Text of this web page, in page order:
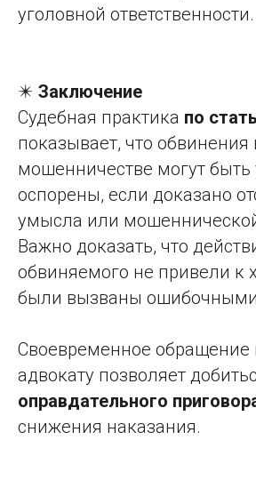
уголовной ответственности.
✴️ Заключение
Судебная практика по
показывает, что обвинения
мошенничестве могут
оспорены, если доказано
умысла или
Важно доказать, что
обвиняемого не привели к
были вызваны
Своевременное обращение
адвокату позволяет
оправдательного
снижения наказания.